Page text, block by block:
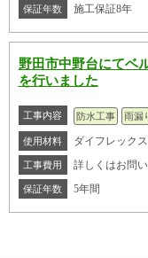
保証年数 施工保証8年
野田市中野台にてベ
を行いました
工事内容 防水工事 雨漏
使用材料 ダイフレック
工事費用 詳しくはお問
保証年数 5年間